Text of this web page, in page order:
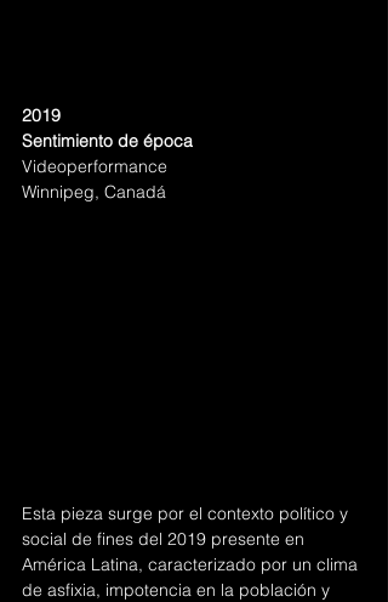
2019
Sentimiento de época
Videoperformance
Winnipeg, Canadá
Esta pieza surge por el contexto político y
social de fines del 2019 presente en
América Latina, caracterizado por un clima
de asfixia, impotencia en la población y